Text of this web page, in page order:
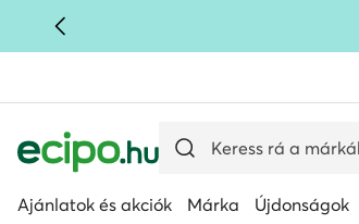
UGRÁS A FŐ TARTALOMRA
Ajánlatok és akciók Márka Újdonságok